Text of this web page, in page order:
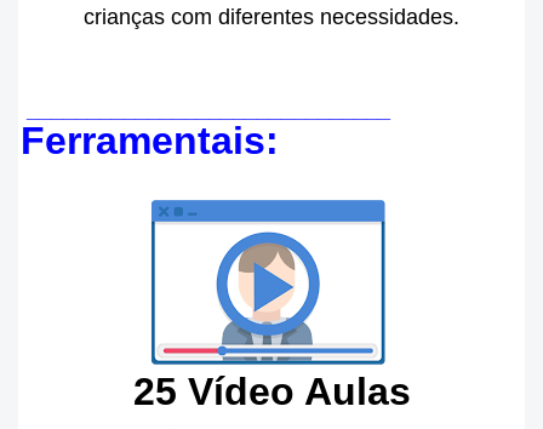
crianças com diferentes necessidades.
Ferramentais:
25 Vídeo Aulas